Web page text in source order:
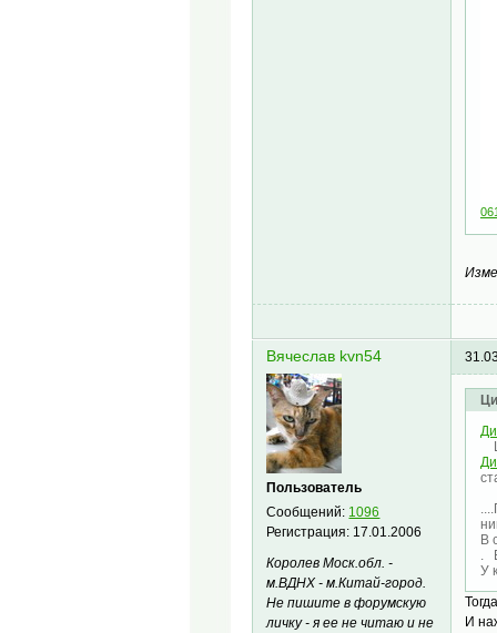
Вячеслав kvn54
Пользователь
Сообщений: 1096
Регистрация: 17.01.2006
Королев Моск.обл. -
м.ВДНХ - м.Китай-город.
Не пишите в форумскую
личку - я ее не читаю и не
В
.
У
И